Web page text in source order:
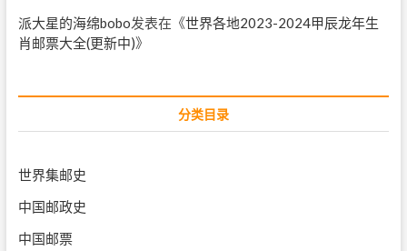
派大星的海绵bobo发表在《世界各地2023-2024甲辰龙年生
肖邮票大全(更新中)》
分类目录
世界集邮史
中国邮政史
中国邮票